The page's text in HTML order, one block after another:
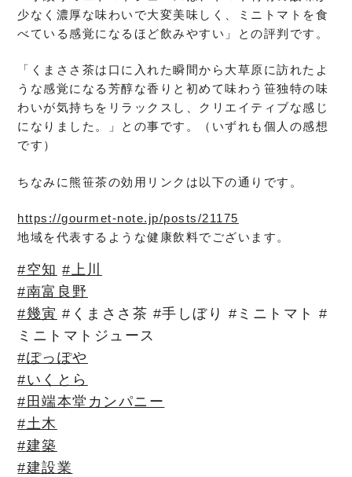
少なく濃厚な味わいで大変美味しく、ミニトマトを食
べている感覚になるほど飲みやすい」との評判です。
「くまささ茶は口に入れた瞬間から大草原に訪れたよ
うな感覚になる芳醇な香りと初めて味わう笹独特の味
わいが気持ちをリラックスし、クリエイティブな感じ
になりました。」との事です。（いずれも個人の感想
です）
ちなみに熊笹茶の効用リンクは以下の通りです。
https://gourmet-note.jp/posts/21175
地域を代表するような健康飲料でございます。
#空知 #上川
#南富良野
#幾寅 #くまささ茶 #手しぼり #ミニトマト #
ミニトマトジュース
#ぽっぽや
#いくとら
#田端本堂カンパニー
#土木
#建築
#建設業